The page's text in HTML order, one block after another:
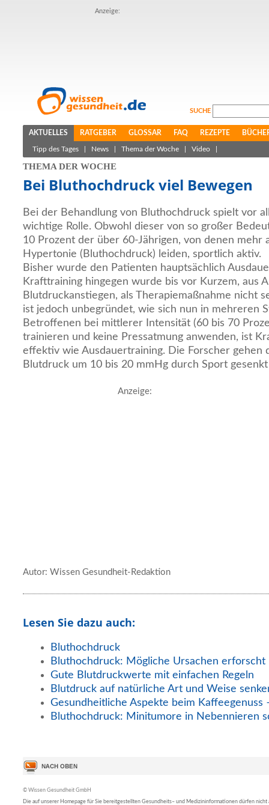
Anzeige:
SUCHE
AKTUELLES RATGEBER GLOSSAR FAQ REZEPTE
Tipp des Tages News Thema der Woche Video
THEMA DER WOCHE
Bei Bluthochdruck viel Bewegen
Bei der Behandlung von Bluthochdruck spielt vor
wichtige Rolle. Obwohl dieser von so großer
10 Prozent der über 60-Jährigen, von denen mehr
Hypertonie (Bluthochdruck) leiden, sportlich aktiv.
Bisher wurde den Patienten hauptsächlich
Krafttraining hingegen wurde bis vor Kurzem, aus
Blutdruckanstiegen, als Therapiemaßnahme nicht
ist jedoch unbegründet, wie sich nun in mehreren
Betroffenen bei mittlerer Intensität (60 bis 70
trainieren und keine Pressatmung anwenden, ist
effektiv wie Ausdauertraining. Die Forscher gehen
Blutdruck um 10 bis 20 mmHg durch Sport
Anzeige:
Autor: Wissen Gesundheit-Redaktion
Lesen Sie dazu auch:
Bluthochdruck
Bluthochdruck: Mögliche Ursachen erforscht
Gute Blutdruckwerte mit einfachen Regeln
Blutdruck auf natürliche Art und Weise
Gesundheitliche Aspekte beim Kaffeegenuss
Bluthochdruck: Minitumore in Nebennieren
© Wissen Gesundheit GmbH
Die auf unserer Homepage für Sie bereitgestellten Gesundheits– und Medizininformationen dürfen nicht